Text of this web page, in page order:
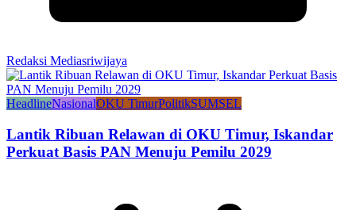
Redaksi Mediasriwijaya
HeadlineNasionalOKU TimurPolitikSUMSEL
Lantik Ribuan Relawan di OKU Timur, Iskandar
Perkuat Basis PAN Menuju Pemilu 2029